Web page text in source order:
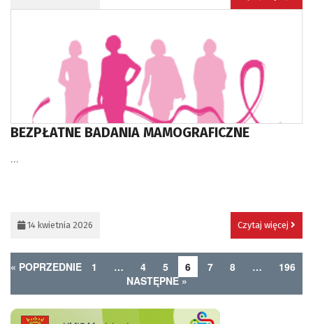
BEZPŁATNE BADANIA MAMOGRAFICZNE
...
14 kwietnia 2026 Czytaj więcej
« POPRZEDNIE 1 … 4 5 6 7 8 …
196
NASTĘPNE »